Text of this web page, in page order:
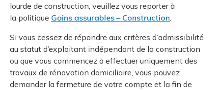
lourde de construction, veuillez vous reporter à
la politique Gains assurables – Construction.
Si vous cessez de répondre aux critères d’admissibilité
au statut d’exploitant indépendant de la construction
ou que vous commencez à effectuer uniquement des
travaux de rénovation domiciliaire, vous pouvez
demander la fermeture de votre compte et la fin de